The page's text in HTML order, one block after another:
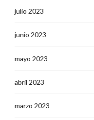
julio 2023
junio 2023
mayo 2023
abril 2023
marzo 2023